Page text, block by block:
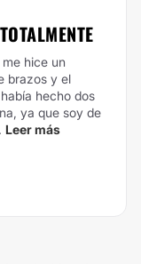
hice un
brazos y el
hecho dos
ya que soy de
Leer más